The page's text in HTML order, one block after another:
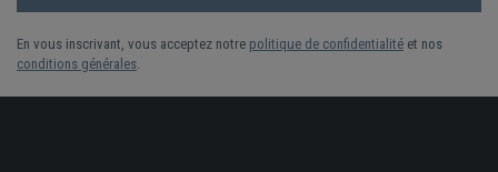
En vous inscrivant, vous acceptez notre politique de confidentialité et nos
conditions générales